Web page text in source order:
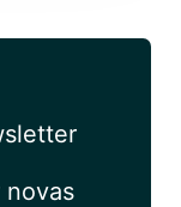
novas